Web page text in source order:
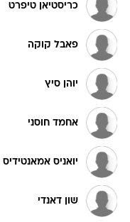
כריסטיאן טיפרט
פאבל קוקה
יוהן סיץ
אחמד חוסני
יואניס אמאנטידיס
שון דאנדי